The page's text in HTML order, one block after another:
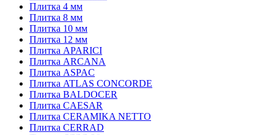
Плитка 4 мм
Плитка 8 мм
Плитка 10 мм
Плитка 12 мм
Плитка APARICI
Плитка ARCANA
Плитка ASPAC
Плитка ATLAS CONCORDE
Плитка BALDOCER
Плитка CAESAR
Плитка CERAMIKA NETTO
Плитка CERRAD